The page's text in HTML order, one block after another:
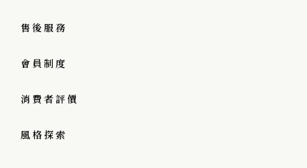
售後服務
會員制度
消費者評價
風格探索